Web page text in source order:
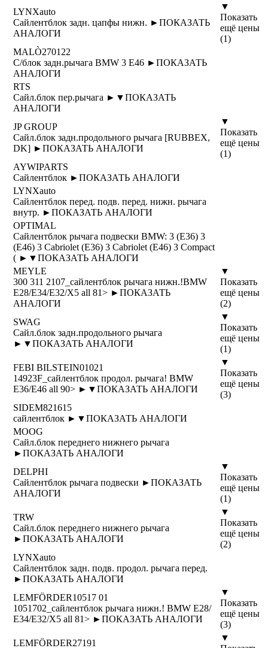
LYNXauto
Сайлентблок задн. цапфы нижн. ►ПОКАЗАТЬ
АНАЛОГИ
▼
Показать
ещё цены
(1)
MALÒ270122
С/блок задн.рычага BMW 3 E46 ►ПОКАЗАТЬ
АНАЛОГИ
RTS
Сайл.блок пер.рычага ► ▼ПОКАЗАТЬ
АНАЛОГИ
JP GROUP
Сайл.блок задн.продольного рычага [RUBBEX,
DK] ►ПОКАЗАТЬ АНАЛОГИ
▼
Показать
ещё цены
(1)
AYWIPARTS
Сайлентблок ►ПОКАЗАТЬ АНАЛОГИ
LYNXauto
Сайлентблок перед. подв. перед. нижн. рычага
внутр. ►ПОКАЗАТЬ АНАЛОГИ
OPTIMAL
Сайлентблок рычага подвески BMW: 3 (E36) 3
(E46) 3 Cabriolet (E36) 3 Cabriolet (E46) 3 Compact
( ► ▼ПОКАЗАТЬ АНАЛОГИ
MEYLE
300 311 2107_сайлентблок рычага нижн.!BMW
Е28/Е34/Е32/X5 all 81> ►ПОКАЗАТЬ
АНАЛОГИ
▼
Показать
ещё цены
(2)
SWAG
Сайл.блок задн.продольного рычага
► ▼ПОКАЗАТЬ АНАЛОГИ
▼
Показать
ещё цены
(1)
FEBI BILSTEIN01021
14923F_сайлентблок продол. рычага! BMW
E36/E46 all 90> ► ▼ПОКАЗАТЬ АНАЛОГИ
▼
Показать
ещё цены
(3)
SIDEM821615
сайлентблок ► ▼ПОКАЗАТЬ АНАЛОГИ
MOOG
Сайл.блок переднего нижнего рычага
►ПОКАЗАТЬ АНАЛОГИ
DELPHI
Сайлентблок рычага подвески ►ПОКАЗАТЬ
АНАЛОГИ
▼
Показать
ещё цены
(1)
TRW
Сайл.блок переднего нижнего рычага
►ПОКАЗАТЬ АНАЛОГИ
▼
Показать
ещё цены
(2)
LYNXauto
Сайлентблок задн. подв. продол. рычага перед.
►ПОКАЗАТЬ АНАЛОГИ
LEMFÖRDER10517 01
1051702_сайлентблок рычага нижн.! BMW Е28/
Е34/Е32/X5 all 81> ►ПОКАЗАТЬ АНАЛОГИ
▼
Показать
ещё цены
(3)
LEMFÖRDER27191
▼